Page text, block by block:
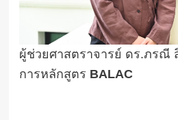
ผู้ช่วยศาสตราจารย์ ดร.ภรณี
การหลักสูตร BALAC